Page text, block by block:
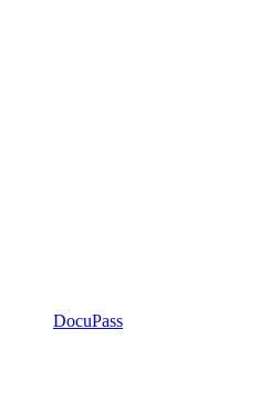
DocuPass